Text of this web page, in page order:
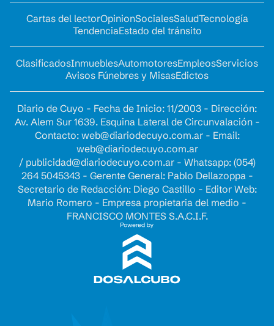
Cartas del lectorOpinionSocialesSaludTecnología
TendenciaEstado del tránsito
ClasificadosInmueblesAutomotoresEmpleosServicios
Avisos Fúnebres y MisasEdictos
Diario de Cuyo - Fecha de Inicio: 11/2003 - Dirección:
Av. Alem Sur 1639. Esquina Lateral de Circunvalación -
Contacto: web@diariodecuyo.com.ar- Email:
web@diariodecuyo.com.ar
/ publicidad@diariodecuyo.com.ar- Whatsapp: (054)
264 5045343 - Gerente General: Pablo Dellazoppa -
Secretario de Redacción: Diego Castillo - Editor Web:
Mario Romero - Empresa propietaria del medio -
FRANCISCO MONTES S.A.C.I.F.